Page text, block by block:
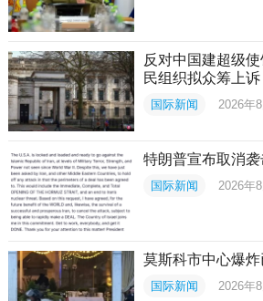
反对中国建超级
民组织拟众筹上诉
国际新闻 2026年
特朗普宣布取消
国际新闻 2026年
莫斯科市中心爆
国际新闻 2026年